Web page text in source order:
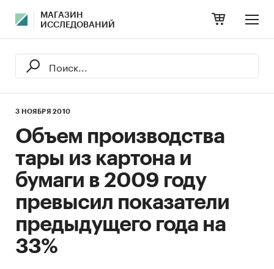
МАГАЗИН
ИССЛЕДОВАНИЙ
3 НОЯБРЯ 2010
Объем производства
тары из картона и
бумаги в 2009 году
превысил показатели
предыдущего года на
33%